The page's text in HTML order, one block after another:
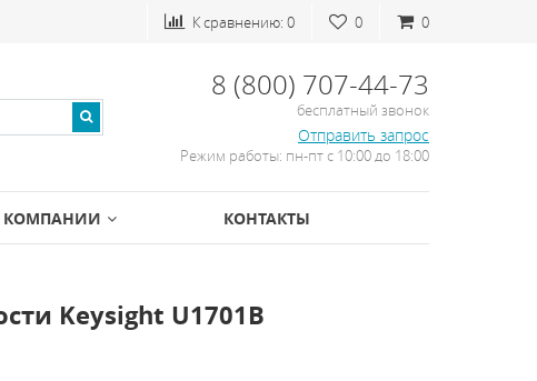
0
0
К сравнению: 0
8 (800) 707-44-73
бесплатный звонок
Отправить запрос
Режим работы: пн-пт с 10:00 до 18:00
КОМПАНИИ КОНТАКТЫ
Keysight U1701B